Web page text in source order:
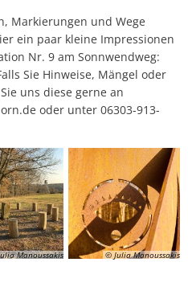
Markierungen und Wege
ein paar kleine Impressionen
Nr. 9 am Sonnwendweg:
Sie Hinweise, Mängel oder
uns diese gerne an
oder unter 06303-913-
Manoussakis © Julia Manoussakis